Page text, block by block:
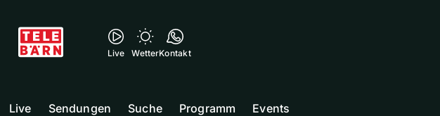
Live WetterKontakt
Live Sendungen Suche Programm Events